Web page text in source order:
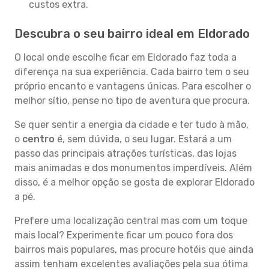
custos extra.
Descubra o seu bairro ideal em Eldorado
O local onde escolhe ficar em Eldorado faz toda a
diferença na sua experiência. Cada bairro tem o seu
próprio encanto e vantagens únicas. Para escolher o
melhor sítio, pense no tipo de aventura que procura.
Se quer sentir a energia da cidade e ter tudo à mão,
o centro é, sem dúvida, o seu lugar. Estará a um
passo das principais atrações turísticas, das lojas
mais animadas e dos monumentos imperdíveis. Além
disso, é a melhor opção se gosta de explorar Eldorado
a pé.
Prefere uma localização central mas com um toque
mais local? Experimente ficar um pouco fora dos
bairros mais populares, mas procure hotéis que ainda
assim tenham excelentes avaliações pela sua ótima